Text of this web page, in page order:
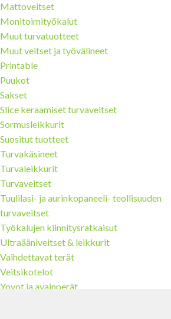
Mattoveitset
Monitoimityökalut
Muut turvatuotteet
Muut veitset ja työvälineet
Printable
Puukot
Sakset
Slice keraamiset turvaveitset
Sormusleikkurit
Suositut tuotteet
Turvakäsineet
Turvaleikkurit
Turvaveitset
Tuulilasi- ja aurinkopaneeli- teollisuuden
turvaveitset
Työkalujen kiinnitysratkaisut
Ultraääniveitset & leikkurit
Vaihdettavat terät
Veitsikotelot
Yoyot ja avainperät